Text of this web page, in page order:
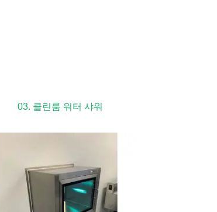
03. 클린룸 워터 샤워